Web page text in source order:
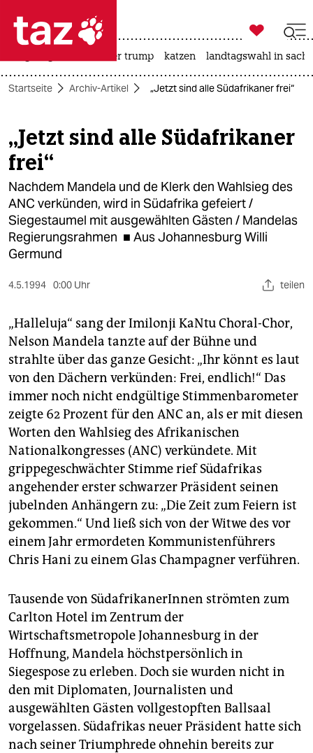
 taz zahl ich
taz zahl ich
themen
politik
öko
gesellschaft
kultur
sport
berlin
nord
wahrheit
verlag
verlag
veranstaltungen
shop
fragen & hilfe
unterstützen
genossenschaft
epaper login

taz zahl ich
usa unter trump katzen landtagswahl in
Startseite Archiv-Artikel „Jetzt sind alle Südafrikaner frei“
„Jetzt sind alle Südafrikaner
frei“
Nachdem Mandela und de Klerk den Wahlsieg des
ANC verkünden, wird in Südafrika gefeiert /
Siegestaumel mit ausgewählten Gästen / Mandelas
Regierungsrahmen ■ Aus Johannesburg Willi
Germund
4.5.1994 0:00 Uhr teilen
„Halleluja“ sang der Imilonji KaNtu Choral-Chor,
Nelson Mandela tanzte auf der Bühne und
strahlte über das ganze Gesicht: „Ihr könnt es laut
von den Dächern verkünden: Frei, endlich!“ Das
immer noch nicht endgültige Stimmenbarometer
zeigte 62 Prozent für den ANC an, als er mit diesen
Worten den Wahlsieg des Afrikanischen
Nationalkongresses (ANC) verkündete. Mit
grippegeschwächter Stimme rief Südafrikas
angehender erster schwarzer Präsident seinen
jubelnden Anhängern zu: „Die Zeit zum Feiern ist
gekommen.“ Und ließ sich von der Witwe des vor
einem Jahr ermordeten Kommunistenführers
Chris Hani zu einem Glas Champagner verführen.
Tausende von SüdafrikanerInnen strömten zum
Carlton Hotel im Zentrum der
Wirtschaftsmetropole Johannesburg in der
Hoffnung, Mandela höchstpersönlich in
Siegespose zu erleben. Doch sie wurden nicht in
den mit Diplomaten, Journalisten und
ausgewählten Gästen vollgestopften Ballsaal
vorgelassen. Südafrikas neuer Präsident hatte sich
nach seiner Triumphrede ohnehin bereits zur